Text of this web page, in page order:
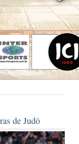
de Judô